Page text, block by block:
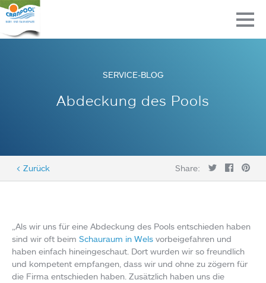
SERVICE-BLOG
Abdeckung des Pools
< Zurück Share:
„Als wir uns für eine Abdeckung des Pools entschieden haben
sind wir oft beim Schauraum in Wels vorbeigefahren und
haben einfach hineingeschaut. Dort wurden wir so freundlich
und kompetent empfangen, dass wir und ohne zu zögern für
die Firma entschieden haben. Zusätzlich haben uns die